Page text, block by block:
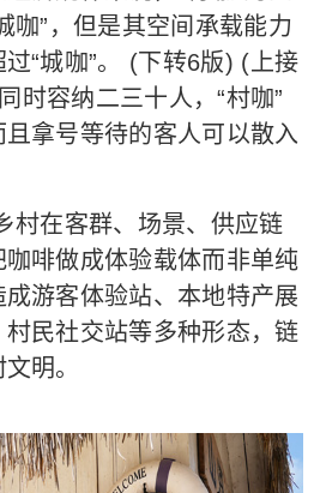
咖”，但是其空间承载能力
“城咖”。 (下转6版) (上接
时容纳二三十人，“村咖”
拿号等待的客人可以散入
在客群、场景、供应链
啡做成体验载体而非单纯
游客体验站、本地特产展
民社交站等多种形态，链
明。